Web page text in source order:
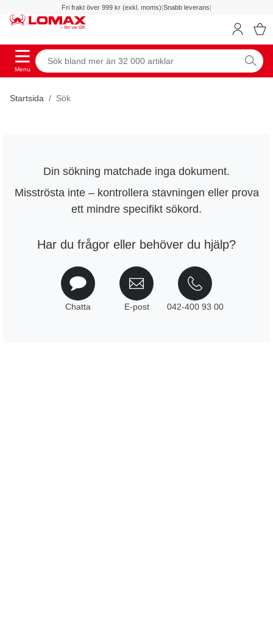
Fri frakt över 999 kr (exkl. moms)|Snabb leverans|
Menu
Startsida Sök
Din sökning matchade inga dokument.
Misströsta inte – kontrollera stavningen eller prova
ett mindre specifikt sökord.
Har du frågor eller behöver du hjälp?
Chatta E-post 042-400 93 00